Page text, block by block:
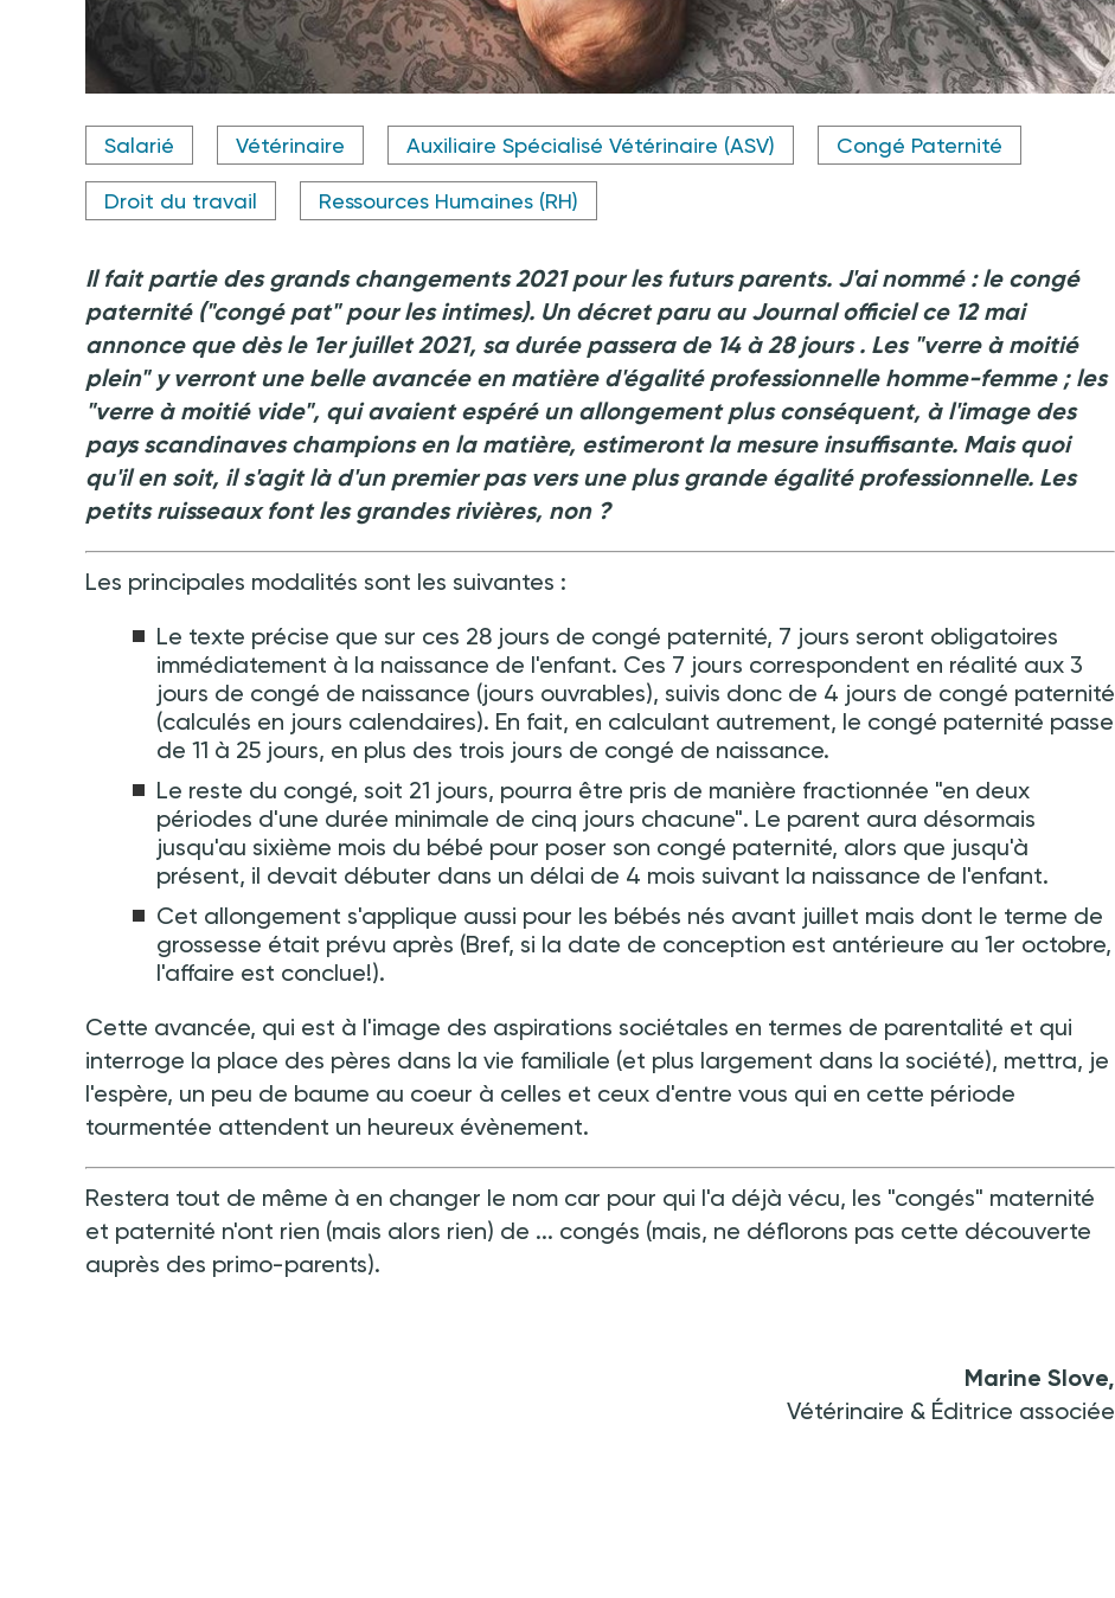
Salarié Vétérinaire Auxiliaire Spécialisé Vétérinaire (ASV) Congé Paternité
Droit du travail Ressources Humaines (RH)
Il fait partie des grands changements 2021 pour les futurs parents. J'ai nommé : le congé
paternité ("congé pat" pour les intimes). Un décret paru au Journal officiel ce 12 mai
annonce que dès le 1er juillet 2021, sa durée passera de 14 à 28 jours . Les "verre à moitié
plein" y verront une belle avancée en matière d'égalité professionnelle homme-femme ; les
"verre à moitié vide", qui avaient espéré un allongement plus conséquent, à l'image des
pays scandinaves champions en la matière, estimeront la mesure insuffisante. Mais quoi
qu'il en soit, il s'agit là d'un premier pas vers une plus grande égalité professionnelle. Les
petits ruisseaux font les grandes rivières, non ?
Les principales modalités sont les suivantes :
Le texte précise que sur ces 28 jours de congé paternité, 7 jours seront obligatoires
immédiatement à la naissance de l'enfant. Ces 7 jours correspondent en réalité aux 3
jours de congé de naissance (jours ouvrables), suivis donc de 4 jours de congé paternité
(calculés en jours calendaires). En fait, en calculant autrement, le congé paternité passe
de 11 à 25 jours, en plus des trois jours de congé de naissance.
Le reste du congé, soit 21 jours, pourra être pris de manière fractionnée "en deux
périodes d'une durée minimale de cinq jours chacune". Le parent aura désormais
jusqu'au sixième mois du bébé pour poser son congé paternité, alors que jusqu'à
présent, il devait débuter dans un délai de 4 mois suivant la naissance de l'enfant.
Cet allongement s'applique aussi pour les bébés nés avant juillet mais dont le terme de
grossesse était prévu après (Bref, si la date de conception est antérieure au 1er octobre,
l'affaire est conclue!).
Cette avancée, qui est à l'image des aspirations sociétales en termes de parentalité et qui
interroge la place des pères dans la vie familiale (et plus largement dans la société), mettra, je
l'espère, un peu de baume au coeur à celles et ceux d'entre vous qui en cette période
tourmentée attendent un heureux évènement.
Restera tout de même à en changer le nom car pour qui l'a déjà vécu, les "congés" maternité
et paternité n'ont rien (mais alors rien) de ... congés (mais, ne déflorons pas cette découverte
auprès des primo-parents).
Marine Slove,
Vétérinaire & Éditrice associée